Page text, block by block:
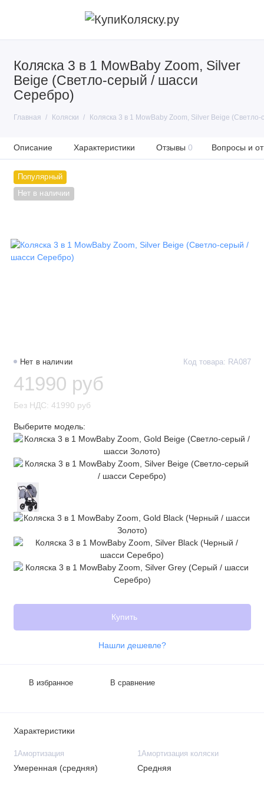
Коляска 3 в 1 MowBaby Zoom, Silver
Beige (Светло-серый / шасси
Серебро)
Главная Коляски Коляска 3 в 1 MowBaby Zoom, Silver Beige
Описание Характеристики Отзывы 0 Вопросы и
Популярный
Нет в наличии
Нет в наличии Код товара: RA087
41990 руб
Без НДС: 41990 руб
Выберите модель:
Купить
Нашли дешевле?
В избранное В сравнение
Характеристики
1Амортизация
Умеренная (средняя)
1Амортизация коляски
Средняя